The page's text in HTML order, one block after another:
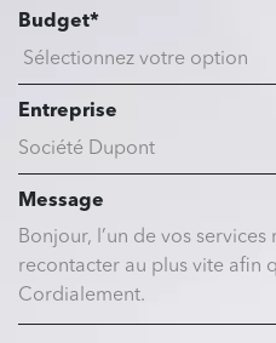
Budget*
Entreprise
Message